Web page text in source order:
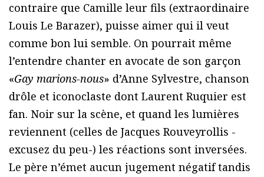
contraire que Camille leur fils (extraordinaire
Louis Le Barazer), puisse aimer qui il veut
comme bon lui semble. On pourrait même
l’entendre chanter en avocate de son garçon
«Gay marions-nous» d’Anne Sylvestre, chanson
drôle et iconoclaste dont Laurent Ruquier est
fan. Noir sur la scène, et quand les lumières
reviennent (celles de Jacques Rouveyrollis -
excusez du peu-) les réactions sont inversées.
Le père n’émet aucun jugement négatif tandis